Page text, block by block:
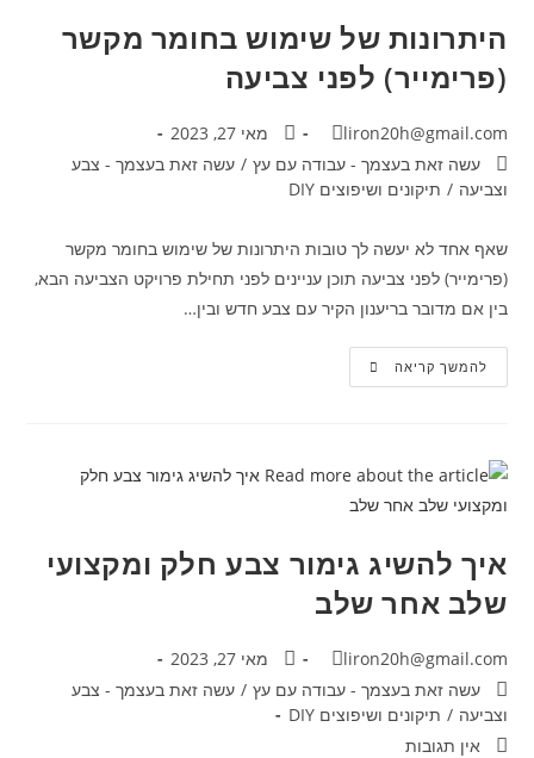
היתרונות של שימוש בחומר מקשר
(פרימייר) לפני צביעה
liron20h@gmail.com
מאי 27, 2023
עשה זאת בעצמך - עבודה עם עץ / עשה זאת בעצמך - צבע
וצביעה / תיקונים ושיפוצים DIY
שאף אחד לא יעשה לך טובות היתרונות של שימוש בחומר מקשר
(פרימייר) לפני צביעה תוכן עניינים לפני תחילת פרויקט הצביעה הבא,
בין אם מדובר בריענון הקיר עם צבע חדש ובין…
להמשך קריאה
איך להשיג גימור צבע חלק ומקצועי
שלב אחר שלב
liron20h@gmail.com
מאי 27, 2023
עשה זאת בעצמך - עבודה עם עץ / עשה זאת בעצמך - צבע
וצביעה / תיקונים ושיפוצים DIY
אין תגובות